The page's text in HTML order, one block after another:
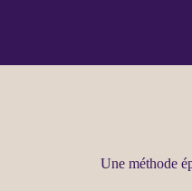
Une méthode